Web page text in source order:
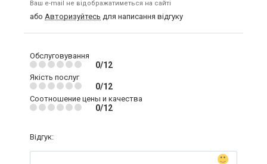
Ваш e-mail не відображатиметься на сайті
або Авторизуйтесь для написання відгуку
Обслуговування
0/12
Якість послуг
0/12
Соотношение цены и качества
0/12
Відгук: